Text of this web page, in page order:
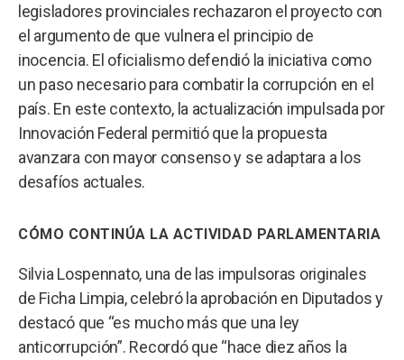
legisladores provinciales rechazaron el proyecto con
el argumento de que vulnera el principio de
inocencia. El oficialismo defendió la iniciativa como
un paso necesario para combatir la corrupción en el
país. En este contexto, la actualización impulsada por
Innovación Federal permitió que la propuesta
avanzara con mayor consenso y se adaptara a los
desafíos actuales.
CÓMO CONTINÚA LA ACTIVIDAD PARLAMENTARIA
Silvia Lospennato, una de las impulsoras originales
de Ficha Limpia, celebró la aprobación en Diputados y
destacó que “es mucho más que una ley
anticorrupción”. Recordó que “hace diez años la